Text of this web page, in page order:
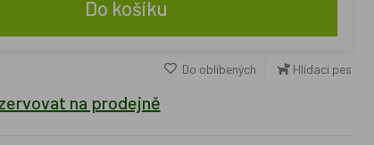
Do košíku
Do oblíbených Hlídací pes
na prodejně